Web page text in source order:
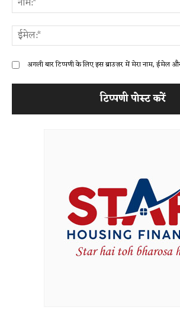
अगली बार टिप्पणी के लिए इस ब्राउज़र में मेरा नाम, ईमेल